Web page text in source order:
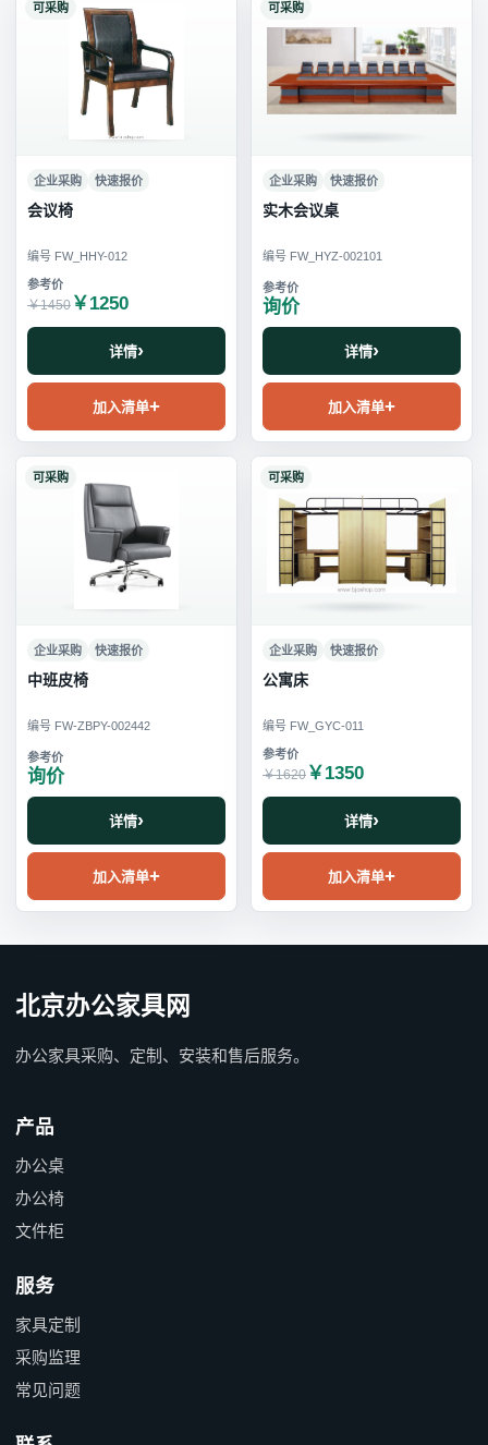
可采购
企业采购 快速报价
会议椅
编号 FW_HHY-012
￥1450 ￥1250
详情
加入清单
可采购
企业采购 快速报价
实木会议桌
编号 FW_HYZ-002101
询价
详情
加入清单
可采购
企业采购 快速报价
中班皮椅
编号 FW-ZBPY-002442
询价
详情
加入清单
可采购
企业采购 快速报价
公寓床
编号 FW_GYC-011
￥1620 ￥1350
详情
加入清单
北京办公家具网
办公家具采购、定制、安装和售后服务。
产品
办公桌
办公椅
文件柜
服务
家具定制
采购监理
常见问题